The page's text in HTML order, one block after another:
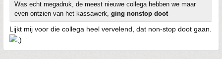
Was echt megadruk, de meest nieuwe collega hebben we maar
even ontzien van het kassawerk, ging nonstop doot
Lijkt mij voor die collega heel vervelend, dat non-stop doot gaan.